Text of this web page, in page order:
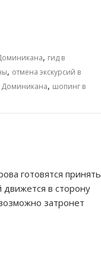
, гид в
, отмена экскурсий в
Доминикана, шопинг в
готовятся принять
движется в сторону
затронет